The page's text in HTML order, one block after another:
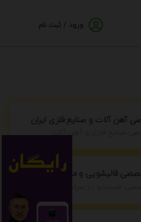
ورود / ثبت نام
آهن آلات و صنایع فلزی ایران
صنایع فلزی و آهن آلات
قالیشویی و مبل شویی